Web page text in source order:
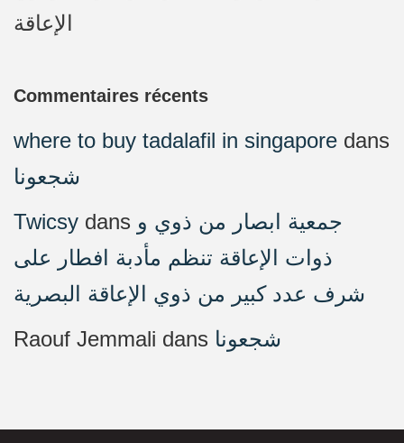
الإعاقة
Commentaires récents
where to buy tadalafil in singapore dans
شجعونا
Twicsy dans جمعية ابصار من ذوي و
ذوات الإعاقة تنظم مأدبة افطار على
شرف عدد كبير من ذوي الإعاقة البصرية
Raouf Jemmali dans شجعونا